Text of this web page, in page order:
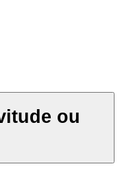
ou